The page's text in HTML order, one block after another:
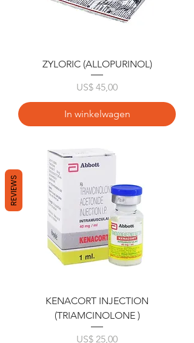
ZYLORIC (ALLOPURINOL)
Prijs
US$ 45,00
In winkelwagen
KENACORT INJECTION
(TRIAMCINOLONE )
Prijs
US$ 25,00
REVIEWS